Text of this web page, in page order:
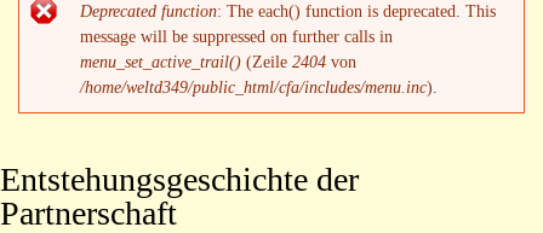
Projekte
Termine und Aktuelles
Meine Unterstützung
Fehlermeldung
Deprecated function: The each() function is deprecated. This
message will be suppressed on further calls in
menu_set_active_trail() (Zeile 2404 von
/home/weltd349/public_html/cfa/includes/menu.inc).
Entstehungsgeschichte der
Partnerschaft